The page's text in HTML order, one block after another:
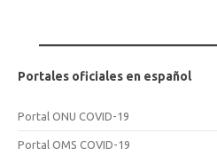
Portales oficiales en español
Portal ONU COVID-19
Portal OMS COVID-19